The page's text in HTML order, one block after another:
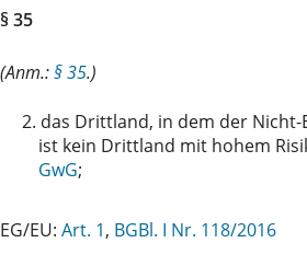
§ 35
(Anm.:§ 35.)
2. das Drittland, in dem der Nicht-
ist kein Drittland mit hohem
GwG;
EG/EU: Art. 1, BGBl. I Nr. 118/2016